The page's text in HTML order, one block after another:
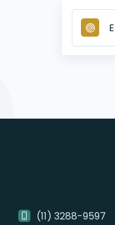
(11) 3288-9597